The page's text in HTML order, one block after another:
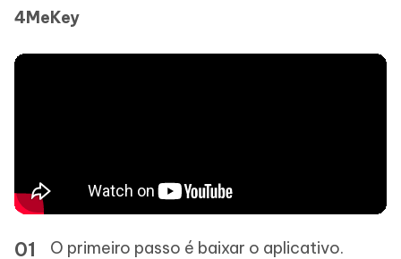
4MeKey
O primeiro passo é baixar o aplicativo.